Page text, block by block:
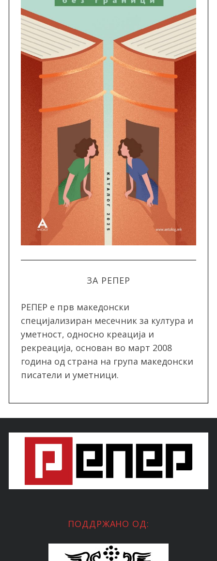
ЗА РЕПЕР
РЕПЕР e прв македонски
специјализиран месечник за култура и
уметност, односно креација и
рекреација, oснован во март 2008
година од страна на група македонски
писатели и уметници.
ПОДДРЖАНО ОД: